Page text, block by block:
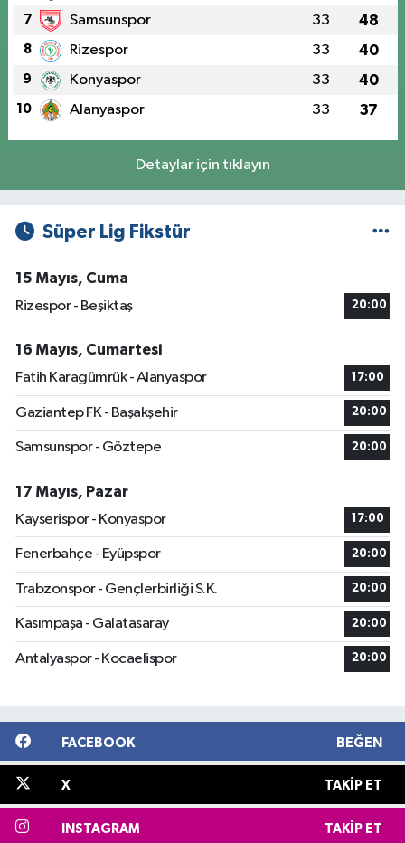
7 Samsunspor 33 48
8 Rizespor 33 40
9 Konyaspor 33 40
10 Alanyaspor 33 37
Detaylar için tıklayın
Süper Lig Fikstür
15 Mayıs, Cuma
Rizespor - Beşiktaş
20:00
16 Mayıs, Cumartesi
Fatih Karagümrük - Alanyaspor
17:00
Gaziantep FK - Başakşehir 20:00
Samsunspor - Göztepe 20:00
17 Mayıs, Pazar
Kayserispor - Konyaspor
17:00
Fenerbahçe - Eyüpspor 20:00
Trabzonspor - Gençlerbirliği S.K. 20:00
Kasımpaşa - Galatasaray 20:00
Antalyaspor - Kocaelispor 20:00
FACEBOOK BEĞEN
X TAKIP ET
INSTAGRAM TAKIP ET